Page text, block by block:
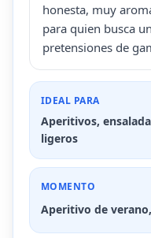
honesta, muy
para quien busca
pretensiones de
IDEAL PARA
Aperitivos,
ligeros
MOMENTO
Aperitivo de